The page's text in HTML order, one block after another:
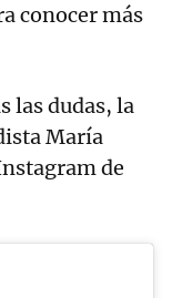
conocer más
las dudas, la
María
de